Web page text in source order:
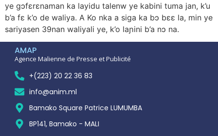
ye gɔfɛrɛnaman ka layidu talenw ye kabini tuma jan, k’u
b’a fɛ k’o de waliya. A Ko nka a siga ka bɔ bɛɛ la, min ye
sariyasen 39nan waliyali ye, k’o laɲini b’a nɔ na.
AMAP
Agence Malienne de Presse et Publicité
+(223) 20 22 36 83
info@anim.ml
Bamako Square Patrice LUMUMBA
BP141, Bamako - MALI